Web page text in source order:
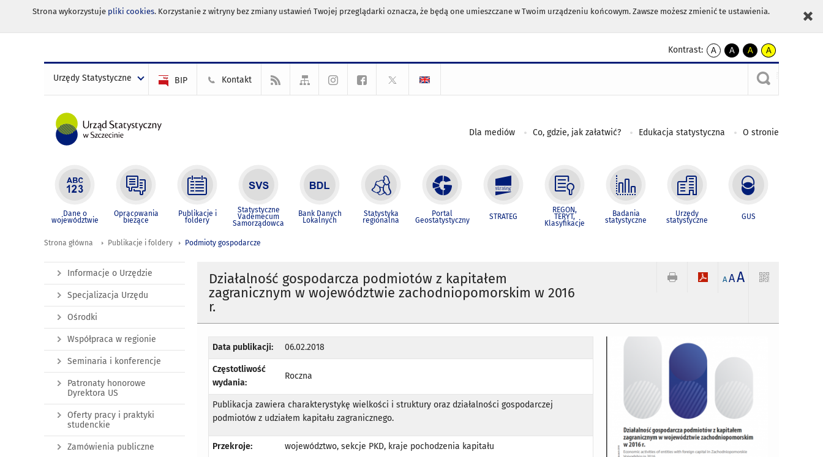
Strona wykorzystuje pliki cookies. Korzystanie z witryny bez zmiany ustawień Twojej przeglądarki oznacza, że będą one umieszczane w Twoim urządzeniu końcowym. Zawsze możesz zmienić te ustawienia.
Kontrast:
A
kontrast
A
kontrast
czarnym
A
kontrast
żółty
tekst
czarnym
A
kontrast
czarny
tekst
żółtym
Urzędy Statystyczne BIP Kontakt
Dla mediów Co, gdzie, jak załatwić? Edukacja statystyczna O stronie
Dane o
województwie
Opracowania
bieżące
Publikacje i
foldery
Statystyczne
Vademecum
Samorządowca
Bank Danych
Lokalnych
Statystyka
regionalna
Portal
Geostatystyczny STRATEG
REGON,
TERYT,
Klasyfikacje
Badania
statystyczne
Urzędy
statystyczne GUS
Strona główna Publikacje i foldery Podmioty gospodarcze
Działalność gospodarcza podmiotów z kapitałem
zagranicznym w województwie zachodniopomorskim w 2016
r.
A AA
Data publikacji: 06.02.2018
Częstotliwość
wydania:
Roczna
Publikacja zawiera charakterystykę wielkości i struktury oraz działalności gospodarczej
podmiotów z udziałem kapitału zagranicznego.
Przekroje: województwo, sekcje PKD, kraje pochodzenia kapitału
Informacje o Urzędzie
Specjalizacja Urzędu
Ośrodki
Współpraca w regionie
Seminaria i konferencje
Patronaty honorowe
Dyrektora US
Oferty pracy i praktyki
studenckie
Zamówienia publiczne